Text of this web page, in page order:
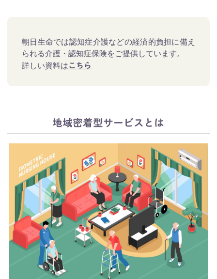
朝日生命では認知症介護などの経済的負担に備え
られる介護・認知症保険をご提供しています。
詳しい資料はこちら
地域密着型サービスとは